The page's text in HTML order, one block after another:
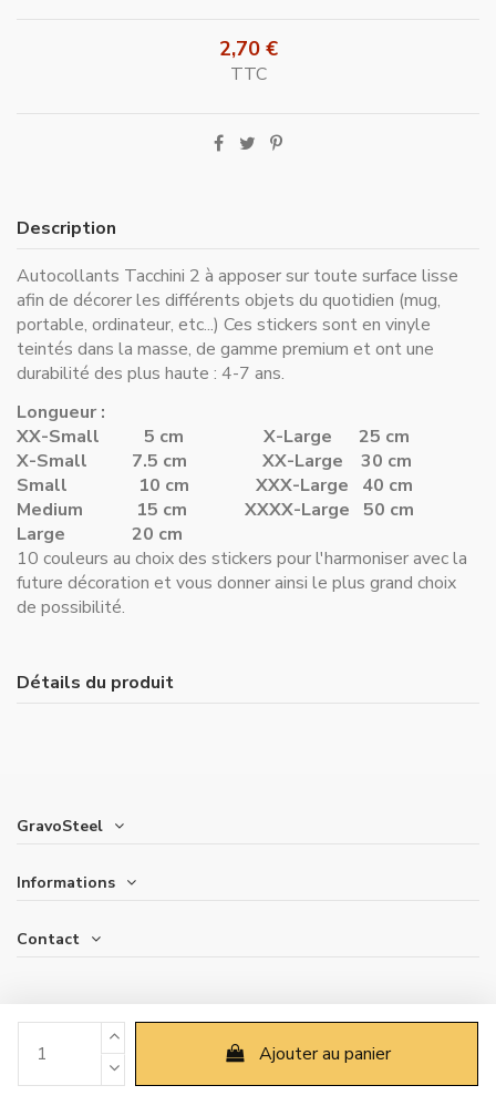
2,70 €
TTC
Ajouter au panier
Description
Autocollants Tacchini 2 à apposer sur toute surface lisse
afin de décorer les différents objets du quotidien (mug,
portable, ordinateur, etc...) Ces stickers sont en vinyle
teintés dans la masse, de gamme premium et ont une
durabilité des plus haute : 4-7 ans.
Longueur :
XX-Small 5 cm X-Large 25 cm
X-Small 7.5 cm XX-Large 30 cm
Small 10 cm XXX-Large 40 cm
Medium 15 cm XXXX-Large 50 cm
Large 20 cm
10 couleurs au choix des stickers pour l'harmoniser avec la
future décoration et vous donner ainsi le plus grand choix
de possibilité.
Détails du produit
GravoSteel
Informations
Contact
2006-2023 © GravoSteel. Tous droits réservés.